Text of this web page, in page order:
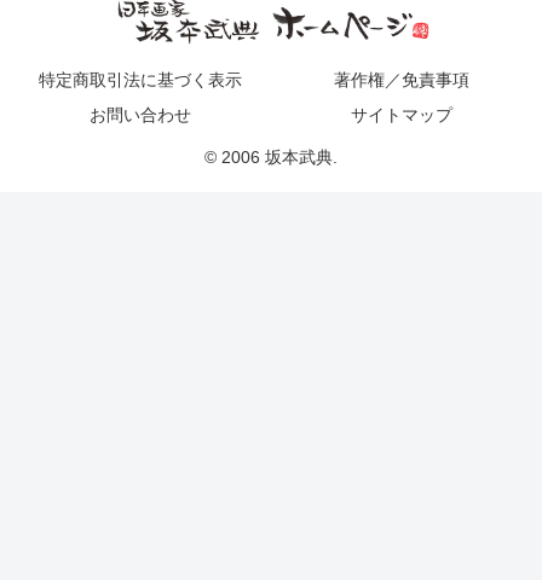
特定商取引法に基づく表示
著作権／免責事項
お問い合わせ
サイトマップ
© 2006 坂本武典.